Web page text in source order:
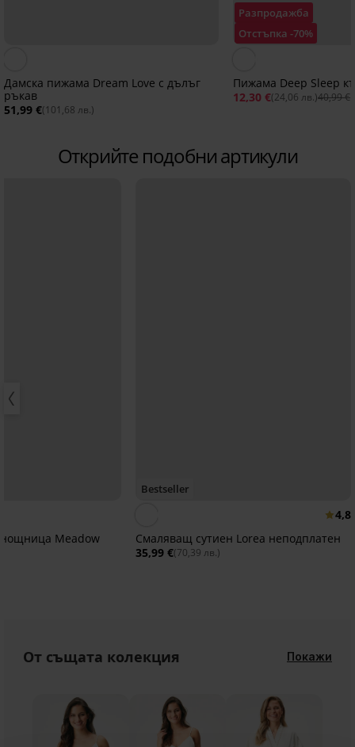
Дамска пижама Dream Love с дълъг
ръкав
51,99 €(101,68 лв.)
Разпродажба
Отстъпка -70%
Пижама Deep Sleep
12,30 €(24,06 лв.)40,99 €
Открийте подобни артикули
Meadow
Bestseller
4,8
Смаляващ сутиен Lorea неподплатен
35,99 €(70,39 лв.)
От същата колекция Покажи